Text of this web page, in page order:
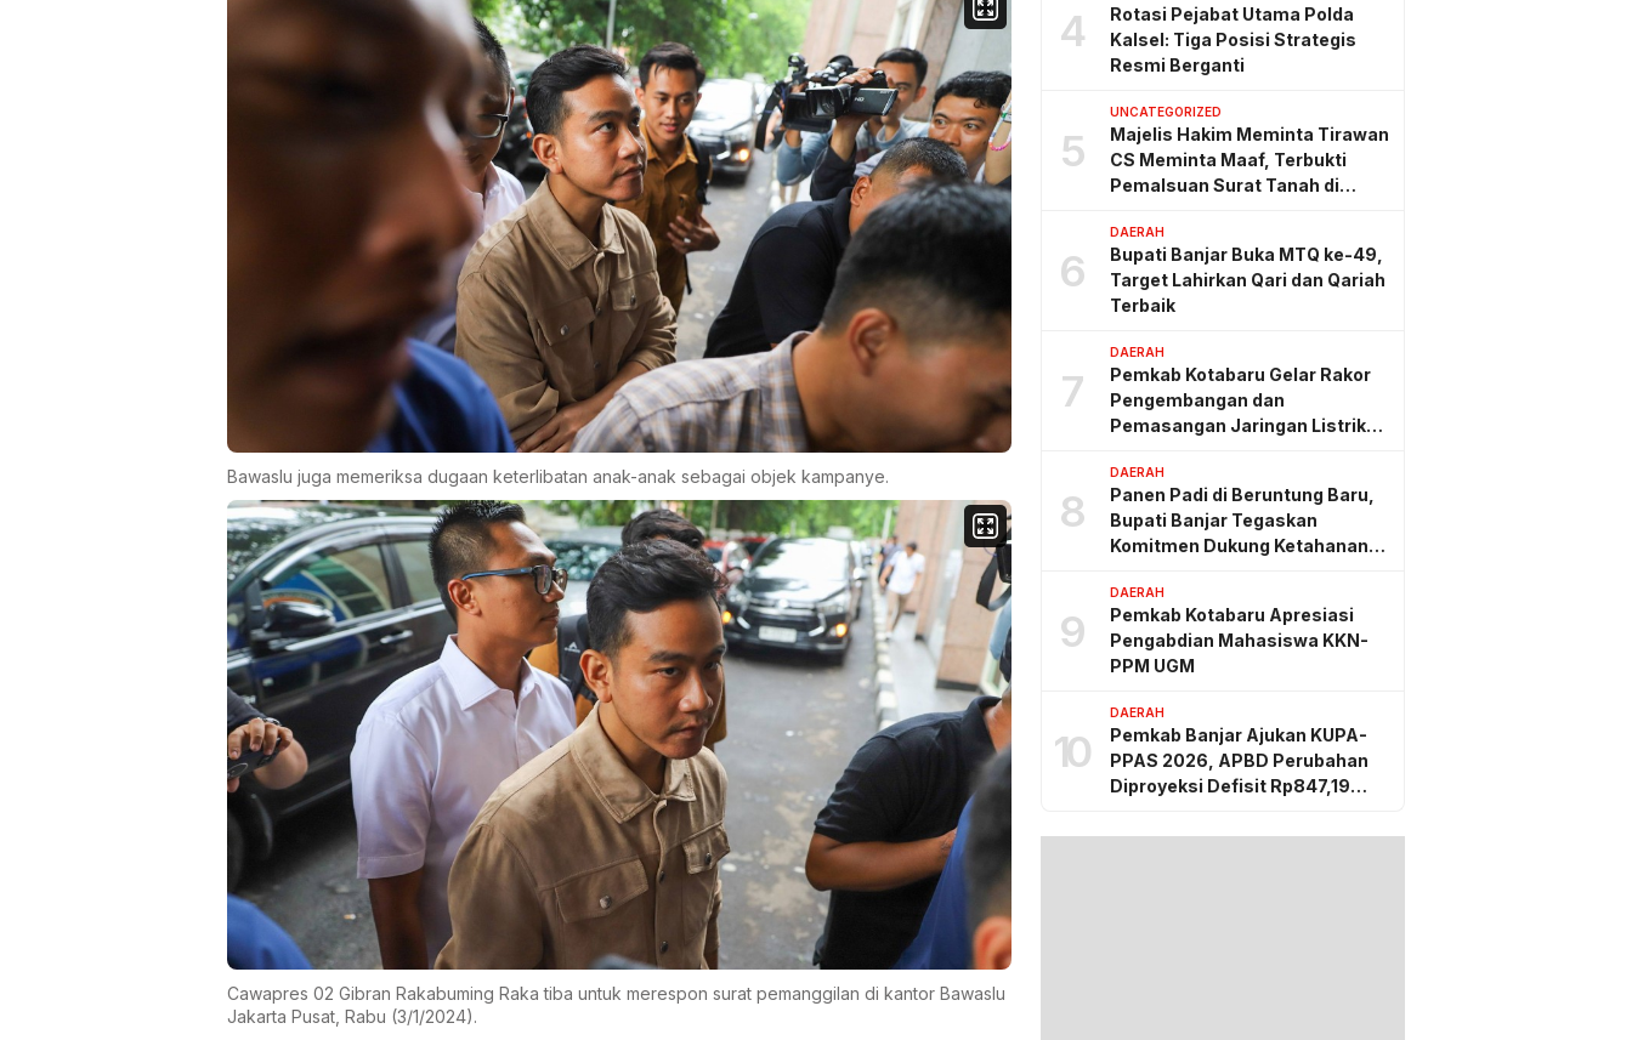
Bawaslu juga memeriksa dugaan keterlibatan anak-anak sebagai objek kampanye.
Cawapres 02 Gibran Rakabuming Raka tiba untuk merespon surat pemanggilan di kantor Bawaslu
Jakarta Pusat, Rabu (3/1/2024).
4
Rotasi Pejabat Utama Polda
Kalsel: Tiga Posisi Strategis
Resmi Berganti
5
UNCATEGORIZED
Majelis Hakim Meminta Tirawan
CS Meminta Maaf, Terbukti
Pemalsuan Surat Tanah di
6
DAERAH
Bupati Banjar Buka MTQ ke-49,
Target Lahirkan Qari dan Qariah
Terbaik
7
DAERAH
Pemkab Kotabaru Gelar Rakor
Pengembangan dan
Pemasangan Jaringan Listrik
8
DAERAH
Panen Padi di Beruntung Baru,
Bupati Banjar Tegaskan
Komitmen Dukung Ketahanan
9
DAERAH
Pemkab Kotabaru Apresiasi
Pengabdian Mahasiswa KKN-
PPM UGM
10
DAERAH
Pemkab Banjar Ajukan KUPA-
PPAS 2026, APBD Perubahan
Diproyeksi Defisit Rp847,19